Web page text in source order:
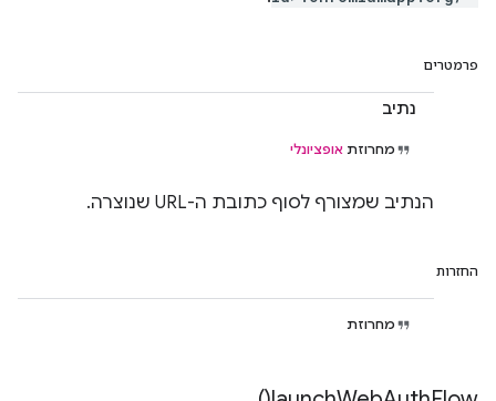
פרמטרים
נתיב
מחרוזת אופציונלי
הנתיב שמצורף לסוף כתובת ה-URL שנוצרה.
החזרות
מחרוזת